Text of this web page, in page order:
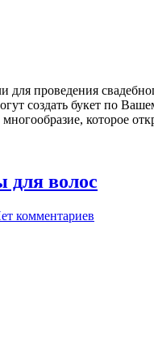
проведения
создать букет по
которое
для волос
комментариев